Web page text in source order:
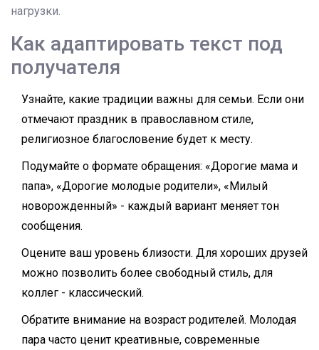
нагрузки.
Как адаптировать текст под
получателя
Узнайте, какие традиции важны для семьи. Если они
отмечают праздник в православном стиле,
религиозное благословение будет к месту.
Подумайте о формате обращения: «Дорогие мама и
папа», «Дорогие молодые родители», «Милый
новорожденный» - каждый вариант меняет тон
сообщения.
Оцените ваш уровень близости. Для хороших друзей
можно позволить более свободный стиль, для
коллег - классический.
Обратите внимание на возраст родителей. Молодая
пара часто ценит креативные, современные